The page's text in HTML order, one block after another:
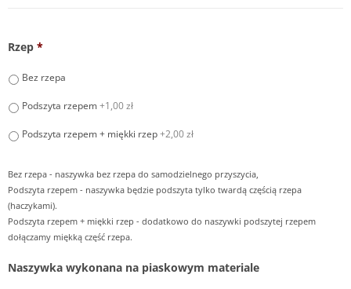
Rzep *
Bez rzepa
Podszyta rzepem+1,00 zł
Podszyta rzepem + miękki rzep+2,00 zł
Bez rzepa - naszywka bez rzepa do samodzielnego przyszycia,
Podszyta rzepem - naszywka będzie podszyta tylko twardą częścią rzepa
(haczykami).
Podszyta rzepem + miękki rzep - dodatkowo do naszywki podszytej rzepem
dołączamy miękką część rzepa.
Naszywka wykonana na piaskowym materiale